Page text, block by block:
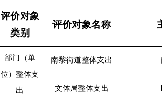
评价对象
类别
评价对象名称
部门（单
位）整体支
出
南黎街道整体支出
文体局整体支出